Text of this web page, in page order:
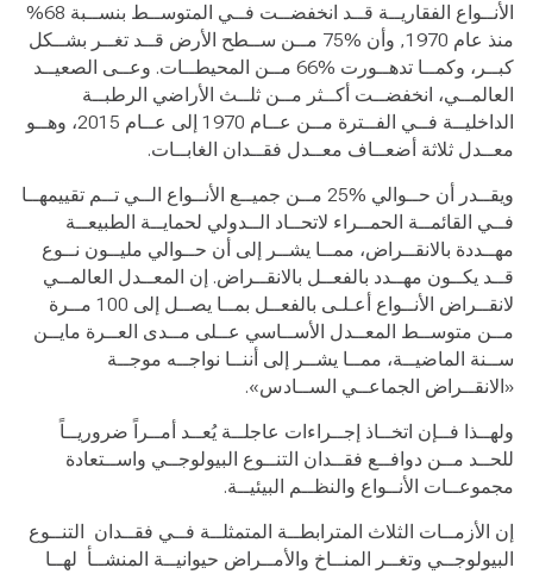
الأنــواع الفقاريــة قــد انخفضــت فــي المتوســط بنســبة 68%
منذ عام 1970, وأن %75 مــن ســطح الأرض قــد تغــر بشــكل
كبــر، وكمــا تدهــورت %66 مــن المحيطــات. وعــى الصعيــد
العالمــي، انخفضــت أكــثر مــن ثلــث الأراضي الرطبــة
الداخليــة فــي الفــترة مــن عــام 1970 إلى عــام 2015، وهــو
معــدل ثلاثة أضعــاف معــدل فقــدان الغابــات.
ويقــدر أن حــوالي %25 مــن جميــع الأنــواع الــي تــم تقييمهــا
فــي القائمــة الحمــراء لاتحــاد الــدولي لحمايــة الطبيعــة
مهــددة بالانقــراض، ممــا يشــر إلى أن حــوالي مليــون نــوع
قــد يكــون مهــدد بالفعــل بالانقــراض. إن المعــدل العالمــي
لانقــراض الأنــواع أعـلـى بالفعــل بمــا يصــل إلى 100 مــرة
مــن متوســط المعــدل الأســاسي عــلى مــدى العــرة مايــن
ســنة الماضيــة، ممــا يشــر إلى أننــا نواجــه موجــة
«الانقــراض الجماعــي الســادس».
ولهــذا فــإن اتخــاذ إجــراءات عاجلــة يُعــد أمــراً ضروريــاً
للحــد مــن دوافــع فقــدان التنــوع البيولوجــي واســتعادة
مجموعــات الأنــواع والنظــم البيئيــة.
إن الأزمــات الثلاث المترابطــة المتمثلــة فــي فقــدان التنــوع
البيولوجــي وتغــر المنــاخ والأمــراض حيوانيــة المنشــأ لهــا